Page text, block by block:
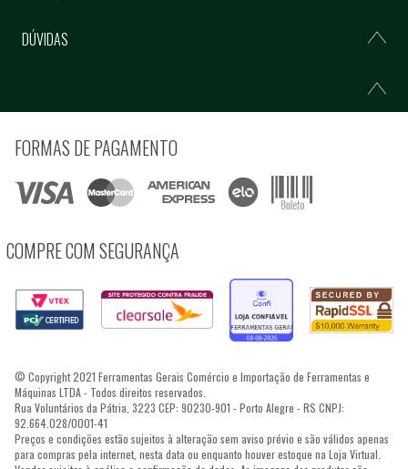
DÚVIDAS
FORMAS DE PAGAMENTO
COMPRE COM SEGURANÇA
© Copyright 2021 Ferramentas Gerais Comércio e Importação de Ferramentas e
Máquinas LTDA - Todos direitos reservados.
Rua Voluntários da Pátria, 3223 CEP: 90230-901 - Porto Alegre - RS CNPJ:
92.664.028/0001-41
Preços e condições estão sujeitos à alteração sem aviso prévio e são válidos apenas
para compras pela internet, nesta data ou enquanto houver estoque na Loja Virtual.